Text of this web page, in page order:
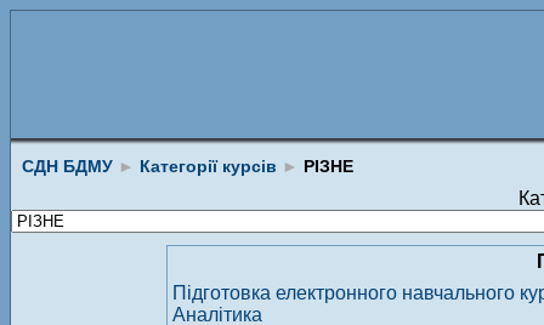
СДН БДМУ ► Категорії курсів ► РІЗНЕ
Підготовка електронного навчального
Аналітика